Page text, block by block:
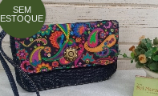
SEM
ESTOQUE